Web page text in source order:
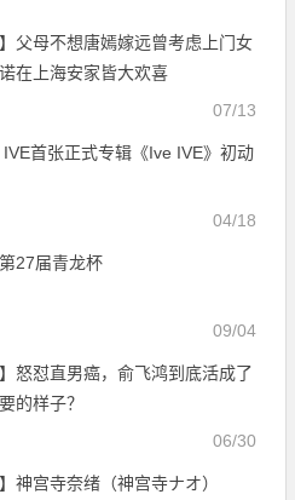
】父母不想唐嫣嫁远曾考虑上门女
在上海安家皆大欢喜
07/13
IVE首张正式专辑《Ive IVE》初动
04/18
27届青龙杯
09/04
】怒怼直男癌，俞飞鸿到底活成了
的样子？
06/30
神宫寺奈绪（神宫寺ナオ）